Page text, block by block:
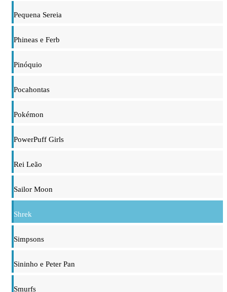
Pequena Sereia
Phineas e Ferb
Pinóquio
Pocahontas
Pokémon
PowerPuff Girls
Rei Leão
Sailor Moon
Shrek
Simpsons
Sininho e Peter Pan
Smurfs